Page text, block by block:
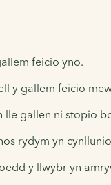
feicio yno.
y gallem feicio
gallen ni stopio
rydym yn
y llwybr yn